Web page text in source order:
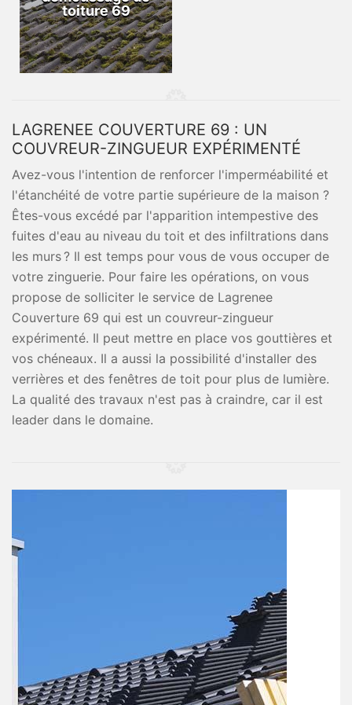
toiture 69
LAGRENEE COUVERTURE 69 : UN
COUVREUR-ZINGUEUR EXPÉRIMENTÉ
Avez-vous l'intention de renforcer l'imperméabilité et
l'étanchéité de votre partie supérieure de la maison ?
Êtes-vous excédé par l'apparition intempestive des
fuites d'eau au niveau du toit et des infiltrations dans
les murs ? Il est temps pour vous de vous occuper de
votre zinguerie. Pour faire les opérations, on vous
propose de solliciter le service de Lagrenee
Couverture 69 qui est un couvreur-zingueur
expérimenté. Il peut mettre en place vos gouttières et
vos chéneaux. Il a aussi la possibilité d'installer des
verrières et des fenêtres de toit pour plus de lumière.
La qualité des travaux n'est pas à craindre, car il est
leader dans le domaine.